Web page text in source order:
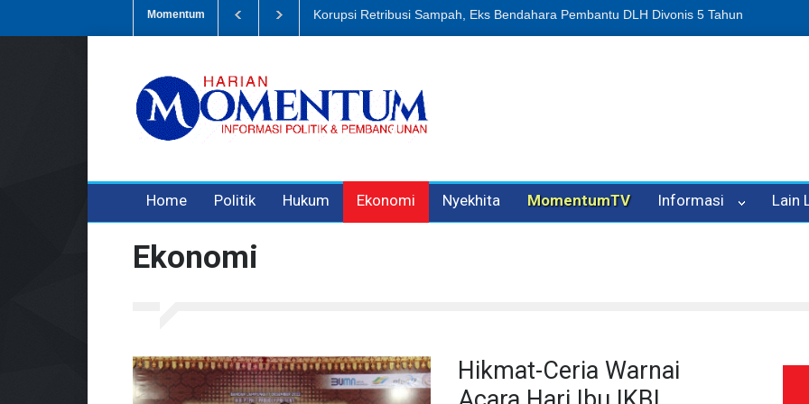
Momentum Dugaan Penipuan Oleh Oknum Kadis, Kuasa Hukum Pelapor Desak Polisi Tetapkan P-
Home Politik Hukum Ekonomi Nyekhita MomentumTV Informasi Lain
Ekonomi
Hikmat-Ceria Warnai